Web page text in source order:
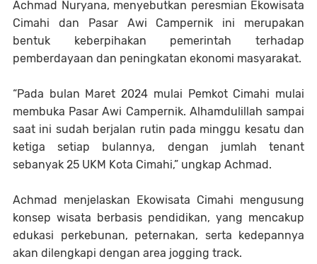
Achmad Nuryana, menyebutkan peresmian Ekowisata
Cimahi dan Pasar Awi Campernik ini merupakan
bentuk keberpihakan pemerintah terhadap
pemberdayaan dan peningkatan ekonomi masyarakat.
“Pada bulan Maret 2024 mulai Pemkot Cimahi mulai
membuka Pasar Awi Campernik. Alhamdulillah sampai
saat ini sudah berjalan rutin pada minggu kesatu dan
ketiga setiap bulannya, dengan jumlah tenant
sebanyak 25 UKM Kota Cimahi,” ungkap Achmad.
Achmad menjelaskan Ekowisata Cimahi mengusung
konsep wisata berbasis pendidikan, yang mencakup
edukasi perkebunan, peternakan, serta kedepannya
akan dilengkapi dengan area jogging track.